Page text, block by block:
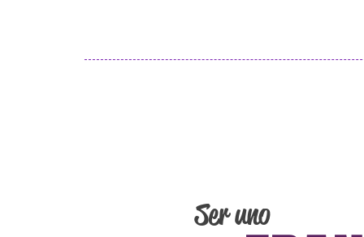
Ser uno